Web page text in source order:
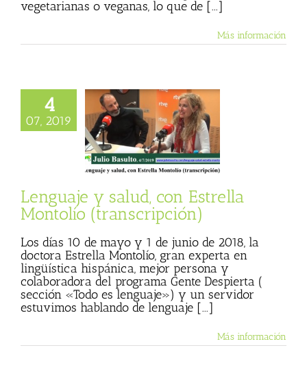
vegetarianas o veganas, lo que de [...]
Más información
4
07, 2019
y salud, con
Montolío
Lenguaje y salud, con Estrella
Montolío (transcripción)
Los días 10 de mayo y 1 de junio de 2018, la
doctora Estrella Montolío, gran experta en
lingüística hispánica, mejor persona y
colaboradora del programa Gente Despierta (
sección «Todo es lenguaje») y un servidor
estuvimos hablando de lenguaje [...]
Más información